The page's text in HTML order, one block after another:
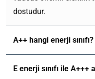
dostudur.
A++ hangi enerji sınıfı?
E enerji sınıfı ile